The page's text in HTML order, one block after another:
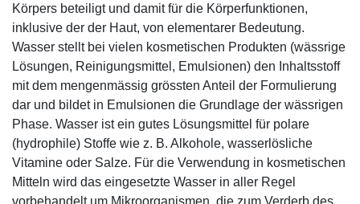
Körpers beteiligt und damit für die Körperfunktionen,
inklusive der der Haut, von elementarer Bedeutung.
Wasser stellt bei vielen kosmetischen Produkten (wässrige
Lösungen, Reinigungsmittel, Emulsionen) den Inhaltsstoff
mit dem mengenmässig grössten Anteil der Formulierung
dar und bildet in Emulsionen die Grundlage der wässrigen
Phase. Wasser ist ein gutes Lösungsmittel für polare
(hydrophile) Stoffe wie z. B. Alkohole, wasserlösliche
Vitamine oder Salze. Für die Verwendung in kosmetischen
Mitteln wird das eingesetzte Wasser in aller Regel
vorbehandelt um Mikroorganismen, die zum Verderb des